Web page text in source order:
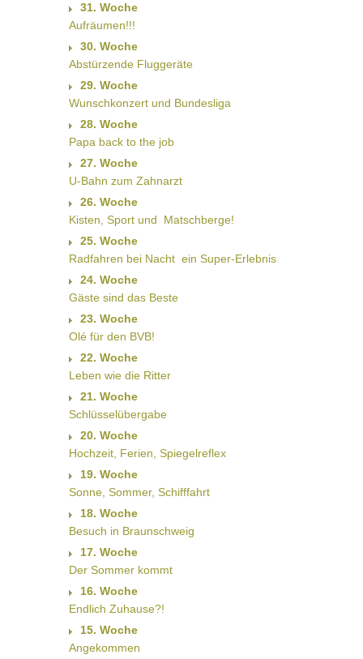
31. Woche
Aufräumen!!!
30. Woche
Abstürzende Fluggeräte
29. Woche
Wunschkonzert und Bundesliga
28. Woche
Papa back to the job
27. Woche
U-Bahn zum Zahnarzt
26. Woche
Kisten, Sport und  Matschberge!
25. Woche
Radfahren bei Nacht  ein Super-Erlebnis
24. Woche
Gäste sind das Beste
23. Woche
Olé für den BVB!
22. Woche
Leben wie die Ritter
21. Woche
Schlüsselübergabe
20. Woche
Hochzeit, Ferien, Spiegelreflex
19. Woche
Sonne, Sommer, Schifffahrt
18. Woche
Besuch in Braunschweig
17. Woche
Der Sommer kommt
16. Woche
Endlich Zuhause?!
15. Woche
Angekommen